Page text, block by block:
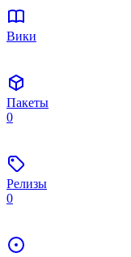
Вики
Пакеты
0
Релизы
0